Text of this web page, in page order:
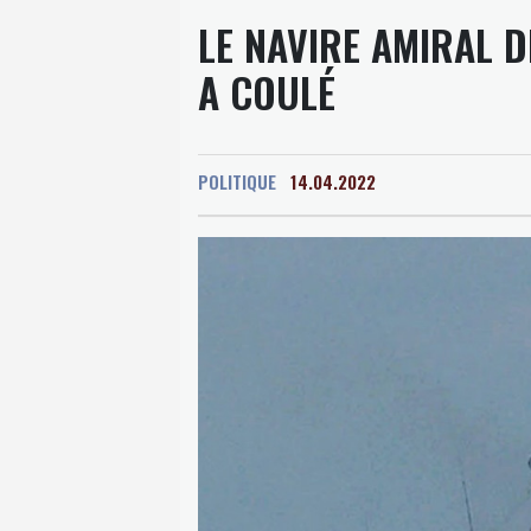
LE NAVIRE AMIRAL
A COULÉ
POLITIQUE 14.04.2022